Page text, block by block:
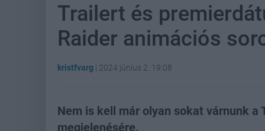
Trailert és
Raider animációs
kristfvarg | 2024 június 2. 19:08
Nem is kell már olyan sokat várnunk a
megjelenésére.